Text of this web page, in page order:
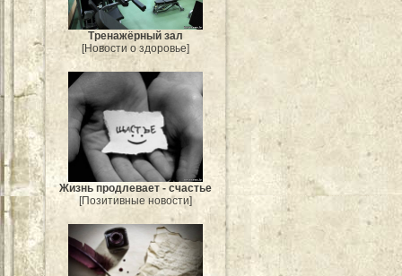
Тренажёрный зал
[Новости о здоровье]
Жизнь продлевает - счастье
[Позитивные новости]